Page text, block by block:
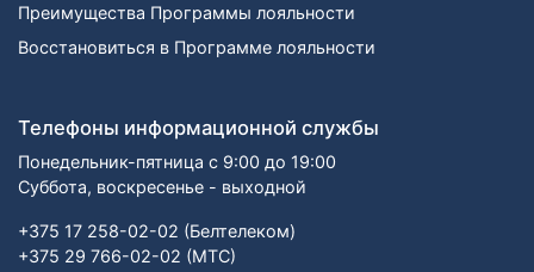
Преимущества Программы лояльности
Восстановиться в Программе лояльности
Телефоны информационной службы
Понедельник-пятница с 9:00 до 19:00
Суббота, воскресенье - выходной
+375 17 258-02-02 (Белтелеком)
+375 29 766-02-02 (МТС)